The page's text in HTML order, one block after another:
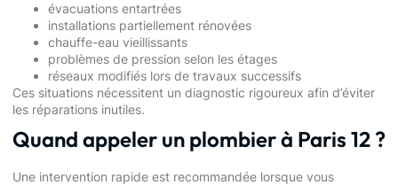
évacuations entartrées
installations partiellement rénovées
chauffe-eau vieillissants
problèmes de pression selon les étages
réseaux modifiés lors de travaux successifs
Ces situations nécessitent un diagnostic rigoureux afin d’éviter
les réparations inutiles.
Quand appeler un plombier à Paris 12 ?
Une intervention rapide est recommandée lorsque vous